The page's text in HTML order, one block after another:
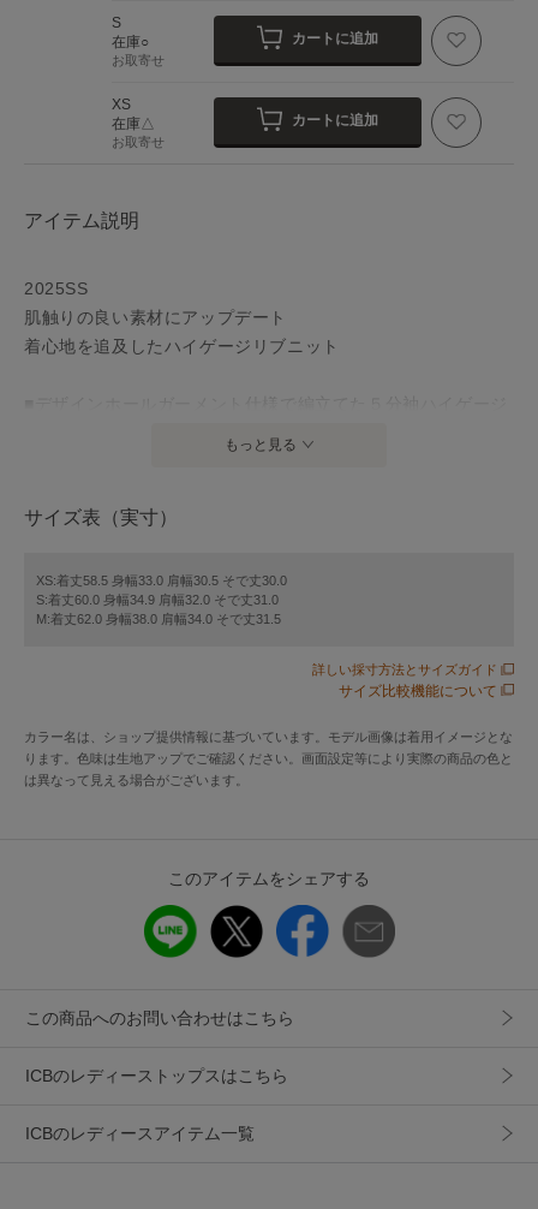
S
在庫○
お取寄せ
カートに追加
XS
在庫△
お取寄せ
カートに追加
アイテム説明
2025SS
肌触りの良い素材にアップデート
着心地を追及したハイゲージリブニット
インを拾いすぎない様に設定されたサイズ感も拘りです。ジ
秀逸な一品です。
カットソーの様な軽さとスムージーな着心地の良さが最大限
感じられる一枚。特殊紡績により肌触りの良さ、軽さ、耐久
ヤーンを使用。抗ピリング性や通気性にも優れて、シーズン
レスに長く、快適に着ていただける素材になっています。直
いる「取り扱い上の注意」「洗濯表示」をご確認ください。
が異なる場合がございます。※商品画像はサンプルを使用し
様に変更がある場合がございます。予めご了承ください。
もっと見る
サイズ表（実寸）
XS:着丈58.5 身幅33.0 肩幅30.5 そで丈30.0
S:着丈60.0 身幅34.9 肩幅32.0 そで丈31.0
M:着丈62.0 身幅38.0 肩幅34.0 そで丈31.5
詳しい採寸方法とサイズガイド
サイズ比較機能について
カラー名は、ショップ提供情報に基づいています。モデル画像は着用イメージとな
ります。色味は生地アップでご確認ください。画面設定等により実際の商品の色と
は異なって見える場合がございます。
このアイテムをシェアする
この商品へのお問い合わせはこちら
ICBのレディーストップスはこちら
ICBのレディースアイテム一覧